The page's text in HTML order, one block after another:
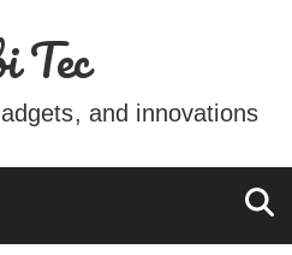
Tec
and innovations